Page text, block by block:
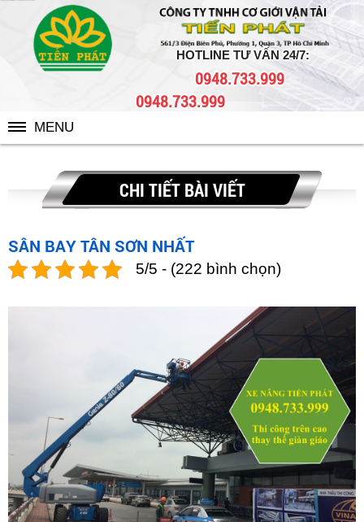
HOTLINE TƯ VẤN 24/7:
0948.733.999
0948.733.999
MENU
CHI TIẾT BÀI VIẾT
SÂN BAY TÂN SƠN NHẤT
5/5 - (222 bình chọn)